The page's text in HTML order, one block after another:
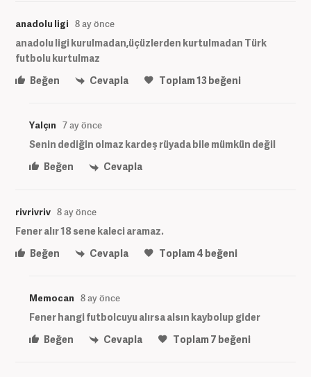
anadolu ligi 8 ay önce
anadolu ligi kurulmadan,üçüzlerden kurtulmadan Türk
futbolu kurtulmaz
Beğen
Cevapla Toplam13beğeni
Yalçın 7 ay önce
Senin dediğin olmaz kardeş rüyada bile mümkün değil
Beğen
Cevapla
rivrivriv 8 ay önce
Fener alır 18 sene kaleci aramaz.
Beğen
Cevapla Toplam4 beğeni
Memocan 8 ay önce
Fener hangi futbolcuyu alırsa alsın kaybolup gider
Beğen
Cevapla Toplam7 beğeni